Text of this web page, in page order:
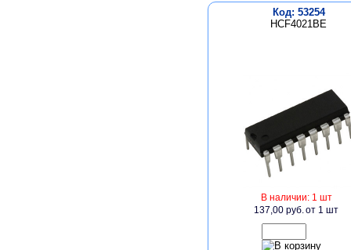
Код: 53254
HCF4021BE
В наличии: 1 шт
137,00 руб.от 1 шт